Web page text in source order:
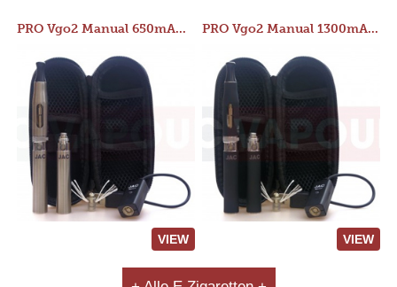
PRO Vgo2 Manual 650mAh Kit
VIEW
PRO Vgo2 Manual 1300mAh Kit
VIEW